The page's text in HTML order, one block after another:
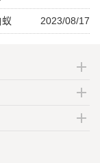
2023/08/17